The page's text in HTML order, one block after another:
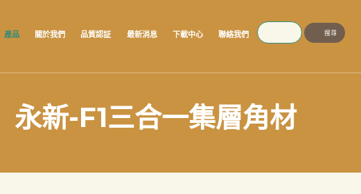
產品 關於我們 品質認証 最新消息 下載中心 聯絡我們
SEARCH
永新-F1三合一集層角材